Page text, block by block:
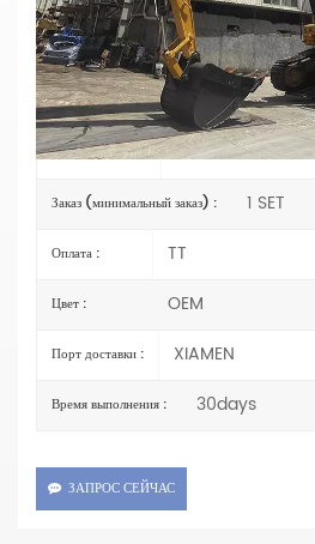
Рукав: 9,5 м
Ковш: 1,2 куб. м
Грунтовка/Покрытие:
наносимая распылением
предмет номер : CLG952
Заказ (минимальный заказ) : 1 SET
Оплата : TT
Цвет : OEM
Порт доставки : XIAMEN
Время выполнения : 30days
ЗАПРОС СЕЙЧАС